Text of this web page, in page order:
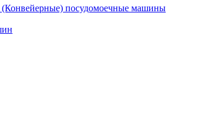
посудомоечные машины